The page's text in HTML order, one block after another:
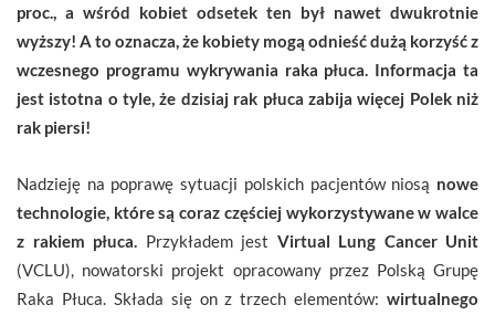
proc., a wśród kobiet odsetek ten był nawet dwukrotnie
wyższy! A to oznacza, że kobiety mogą odnieść dużą korzyść z
wczesnego programu wykrywania raka płuca. Informacja ta
jest istotna o tyle, że dzisiaj rak płuca zabija więcej Polek niż
rak piersi!
Nadzieję na poprawę sytuacji polskich pacjentów niosą nowe
technologie, które są coraz częściej wykorzystywane w walce
z rakiem płuca.
Przykładem jest Virtual Lung Cancer Unit
(VCLU), nowatorski projekt opracowany przez Polską Grupę
Raka Płuca. Składa się on z trzech elementów: wirtualnego